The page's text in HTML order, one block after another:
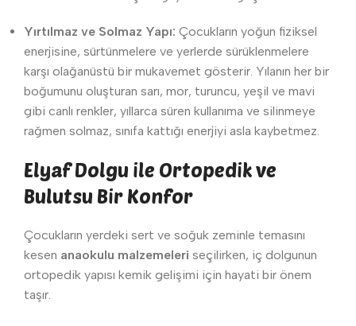
Yırtılmaz ve Solmaz Yapı: Çocukların yoğun fiziksel
enerjisine, sürtünmelere ve yerlerde sürüklenmelere
karşı olağanüstü bir mukavemet gösterir. Yılanın her bir
boğumunu oluşturan sarı, mor, turuncu, yeşil ve mavi
gibi canlı renkler, yıllarca süren kullanıma ve silinmeye
rağmen solmaz, sınıfa kattığı enerjiyi asla kaybetmez.
Elyaf Dolgu ile Ortopedik ve
Bulutsu Bir Konfor
Çocukların yerdeki sert ve soğuk zeminle temasını
kesen anaokulu malzemeleri seçilirken, iç dolgunun
ortopedik yapısı kemik gelişimi için hayati bir önem
taşır.